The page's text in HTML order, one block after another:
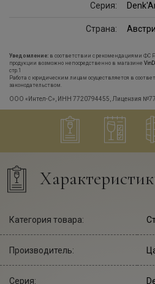
Серия:
Страна:
Уведомление: в соответствии с рекомендациями ФС
продукции возможно непосредственно в магазине
стр.1
Работа с юридическим лицам осуществляется в
законодательством.
ООО «Интел-С», ИНН 7720794455, Лицензия
Категория товара:
Производитель:
Серия: